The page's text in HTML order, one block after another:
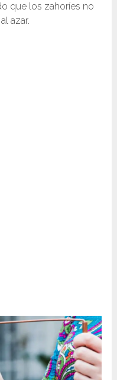
que los zahoríes no
azar.